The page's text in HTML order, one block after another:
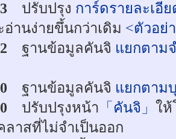
ปรับปรุง การ์ดรายละเอี
านง่ายขึ้นกว่าเดิม <ตัวอย่
ฐานข้อมูลคันจิ แยกตาม
ฐานข้อมูลคันจิ แยกตาม
ปรับปรุงหน้า 「คันจิ」 ให้
ลาสที่ไม่จำเป็นออก